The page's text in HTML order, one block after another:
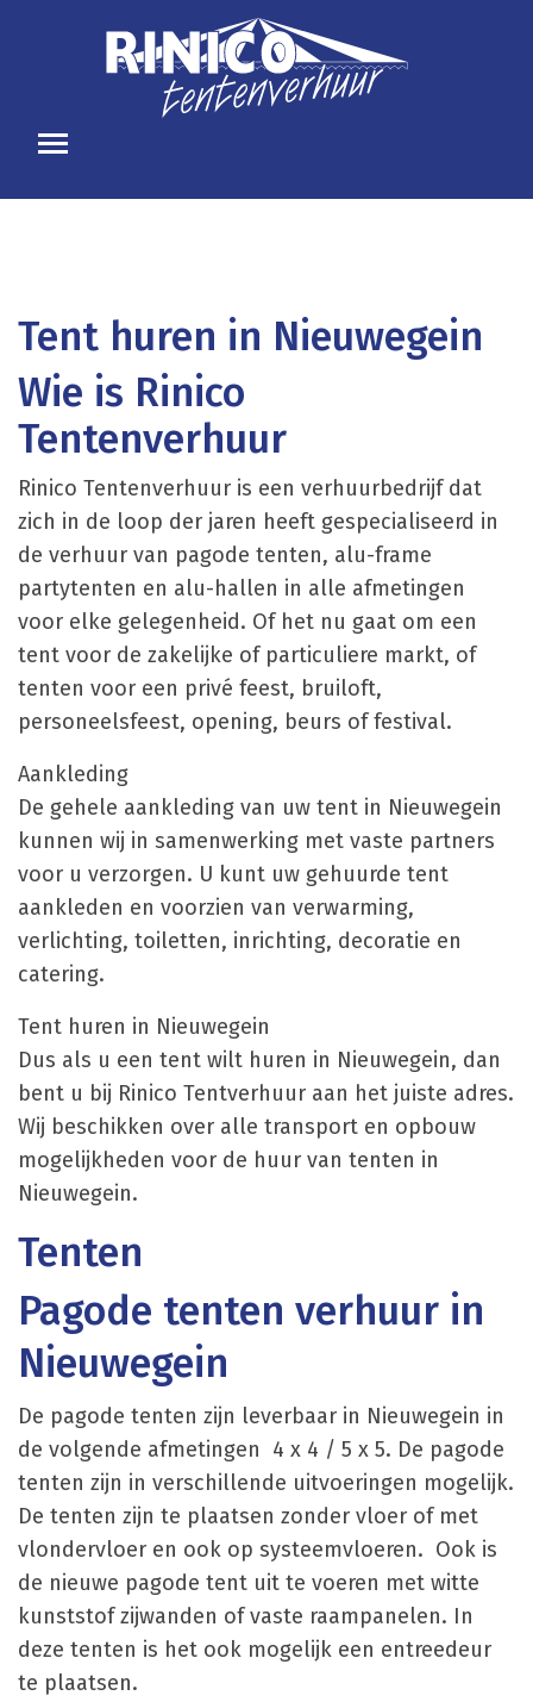
Tent huren in Nieuwegein
Wie is Rinico
Tentenverhuur
Rinico Tentenverhuur is een verhuurbedrijf dat
zich in de loop der jaren heeft gespecialiseerd in
de verhuur van pagode tenten, alu-frame
partytenten en alu-hallen in alle afmetingen
voor elke gelegenheid. Of het nu gaat om een
tent voor de zakelijke of particuliere markt, of
tenten voor een privé feest, bruiloft,
personeelsfeest, opening, beurs of festival.
Aankleding
De gehele aankleding van uw tent in Nieuwegein
kunnen wij in samenwerking met vaste partners
voor u verzorgen. U kunt uw gehuurde tent
aankleden en voorzien van verwarming,
verlichting, toiletten, inrichting, decoratie en
catering.
Tent huren in Nieuwegein
Dus als u een tent wilt huren in Nieuwegein, dan
bent u bij Rinico Tentverhuur aan het juiste adres.
Wij beschikken over alle transport en opbouw
mogelijkheden voor de huur van tenten in
Nieuwegein.
Tenten
Pagode tenten verhuur in
Nieuwegein
De pagode tenten zijn leverbaar in Nieuwegein in
de volgende afmetingen 4 x 4 / 5 x 5. De pagode
tenten zijn in verschillende uitvoeringen mogelijk.
De tenten zijn te plaatsen zonder vloer of met
vlondervloer en ook op systeemvloeren. Ook is
de nieuwe pagode tent uit te voeren met witte
kunststof zijwanden of vaste raampanelen. In
deze tenten is het ook mogelijk een entreedeur
te plaatsen.